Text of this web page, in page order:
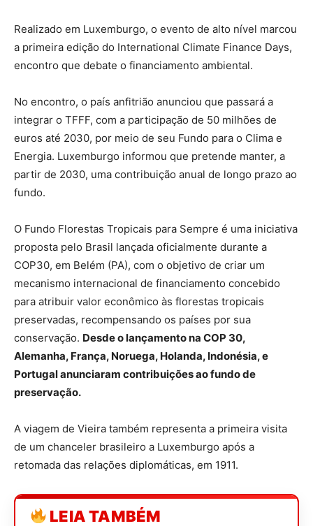
Realizado em Luxemburgo, o evento de alto nível marcou
a primeira edição do International Climate Finance Days,
encontro que debate o financiamento ambiental.
No encontro, o país anfitrião anunciou que passará a
integrar o TFFF, com a participação de 50 milhões de
euros até 2030, por meio de seu Fundo para o Clima e
Energia. Luxemburgo informou que pretende manter, a
partir de 2030, uma contribuição anual de longo prazo ao
fundo.
O Fundo Florestas Tropicais para Sempre é uma iniciativa
proposta pelo Brasil lançada oficialmente durante a
COP30, em Belém (PA), com o objetivo de criar um
mecanismo internacional de financiamento concebido
para atribuir valor econômico às florestas tropicais
preservadas, recompensando os países por sua
conservação. Desde o lançamento na COP 30,
Alemanha, França, Noruega, Holanda, Indonésia, e
Portugal anunciaram contribuições ao fundo de
preservação.
A viagem de Vieira também representa a primeira visita
de um chanceler brasileiro a Luxemburgo após a
retomada das relações diplomáticas, em 1911.
LEIA TAMBÉM